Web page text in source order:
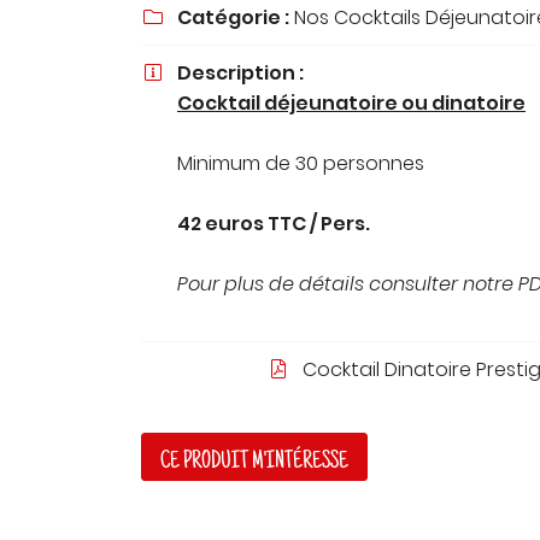
à l'adresse email indiqué ci-dessus. Vous pouvez vous désinscrire à
le formulaire de désinscription
INSCRIPTION
 Catégorie :Nos Cocktails

Description :
Cocktail déjeunatoire ou dinatoire
Minimum de 30 personnes
42 euros TTC / Pers.
Pour plus de détails consulter notre
 Cocktail Dinatoire
CE PRODUIT M'INTÉRESSE